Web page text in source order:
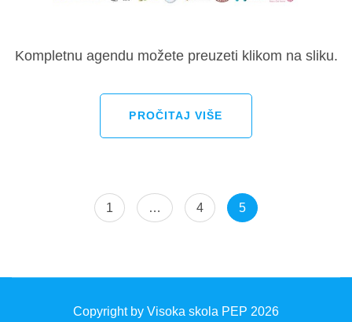
Kompletnu agendu možete preuzeti klikom na sliku.
PROČITAJ VIŠE
Пагинација
Page
1 … Page
4 Page
5
Copyright by Visoka skola PEP 2026